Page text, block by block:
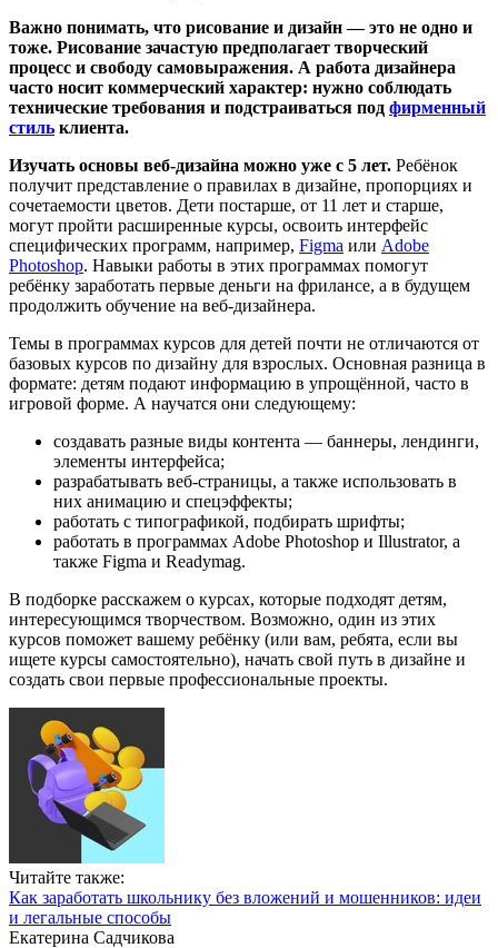
Важно понимать, что рисование и дизайн — это не одно и
тоже. Рисование зачастую предполагает творческий
процесс и свободу самовыражения. А работа дизайнера
часто носит коммерческий характер: нужно соблюдать
технические требования и подстраиваться под фирменный
стиль клиента.
Изучать основы веб-дизайна можно уже с 5 лет. Ребёнок
получит представление о правилах в дизайне, пропорциях и
сочетаемости цветов. Дети постарше, от 11 лет и старше,
могут пройти расширенные курсы, освоить интерфейс
специфических программ, например, Figma или Adobe
Photoshop. Навыки работы в этих программах помогут
ребёнку заработать первые деньги на фрилансе, а в будущем
продолжить обучение на веб-дизайнера.
Темы в программах курсов для детей почти не отличаются от
базовых курсов по дизайну для взрослых. Основная разница в
формате: детям подают информацию в упрощённой, часто в
игровой форме. А научатся они следующему:
создавать разные виды контента — баннеры, лендинги,
элементы интерфейса;
разрабатывать веб-страницы, а также использовать в
них анимацию и спецэффекты;
работать с типографикой, подбирать шрифты;
работать в программах Adobe Photoshop и Illustrator, а
также Figma и Readymag.
В подборке расскажем о курсах, которые подходят детям,
интересующимся творчеством. Возможно, один из этих
курсов поможет вашему ребёнку (или вам, ребята, если вы
ищете курсы самостоятельно), начать свой путь в дизайне и
создать свои первые профессиональные проекты.
Читайте также:
Как заработать школьнику без вложений и мошенников: идеи
и легальные способы
Екатерина Садчикова